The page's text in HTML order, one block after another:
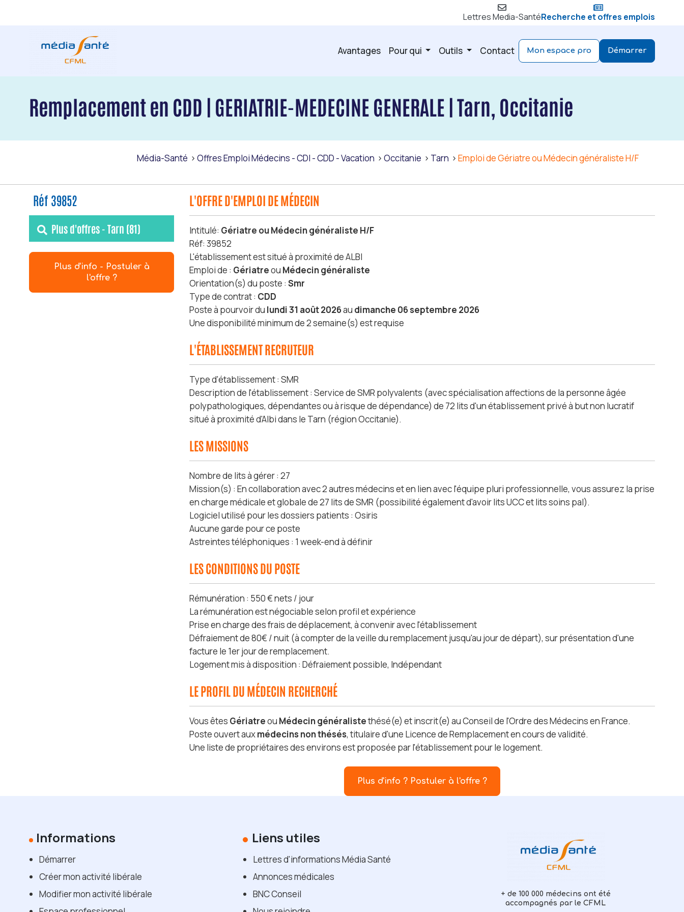
Lettres Media-SantéRecherche et offres emplois
Avantages Pour qui Outils Contact Démarrer
Mon espace pro
Remplacement en CDD | GERIATRIE-MEDECINE GENERALE | Tarn, Occitanie
Média-Santé Offres Emploi Médecins - CDI - CDD - Vacation Occitanie Tarn Emploi de Gériatre ou Médecin généraliste H/F
Réf 39852
Plus d'offres - Tarn (81)
Plus d'info - Postuler à
l'offre ?
L'OFFRE D'EMPLOI DE MÉDECIN
Intitulé: Gériatre ou Médecin généraliste H/F
Réf: 39852
L'établissement est situé à proximité de ALBI
Emploi de : Gériatreou Médecin généraliste
Orientation(s) du poste : Smr
Type de contrat : CDD
Poste à pourvoir du lundi 31 août 2026au dimanche 06 septembre 2026
Une disponibilité minimum de 2 semaine(s) est requise
L'ÉTABLISSEMENT RECRUTEUR
Type d'établissement : SMR
Description de l'établissement : Service de SMR polyvalents (avec spécialisation affections de la personne âgée
polypathologiques, dépendantes ou à risque de dépendance) de 72 lits d'un établissement privé à but non lucratif
situé à proximité d'Albi dans le Tarn (région Occitanie).
LES MISSIONS
Nombre de lits à gérer : 27
Mission(s) : En collaboration avec 2 autres médecins et en lien avec l'équipe pluri professionnelle, vous assurez la prise
en charge médicale et globale de 27 lits de SMR (possibilité également d'avoir lits UCC et lits soins pal).
Logiciel utilisé pour les dossiers patients : Osiris
Aucune garde pour ce poste
Astreintes téléphoniques : 1 week-end à définir
LES CONDITIONS DU POSTE
Rémunération : 550 € nets / jour
La rémunération est négociable selon profil et expérience
Prise en charge des frais de déplacement, à convenir avec l'établissement
Défraiement de 80€ / nuit (à compter de la veille du remplacement jusqu'au jour de départ), sur présentation d'une
facture le 1er jour de remplacement.
Logement mis à disposition : Défraiement possible, Indépendant
LE PROFIL DU MÉDECIN RECHERCHÉ
Vous êtes Gériatreou Médecin généralistethésé(e) et inscrit(e) au Conseil de l'Ordre des Médecins en France.
Poste ouvert auxmédecins non thésés, titulaire d'une Licence de Remplacement en cours de validité.
Une liste de propriétaires des environs est proposée par l'établissement pour le logement.
Plus d'info ? Postuler à l'offre ?
Informations
Démarrer
Créer mon activité libérale
Modifier mon activité libérale
Liens utiles
Lettres d'informations Média Santé
Annonces médicales
BNC Conseil
+ de 100 000 médecins ont été
accompagnés par le CFML